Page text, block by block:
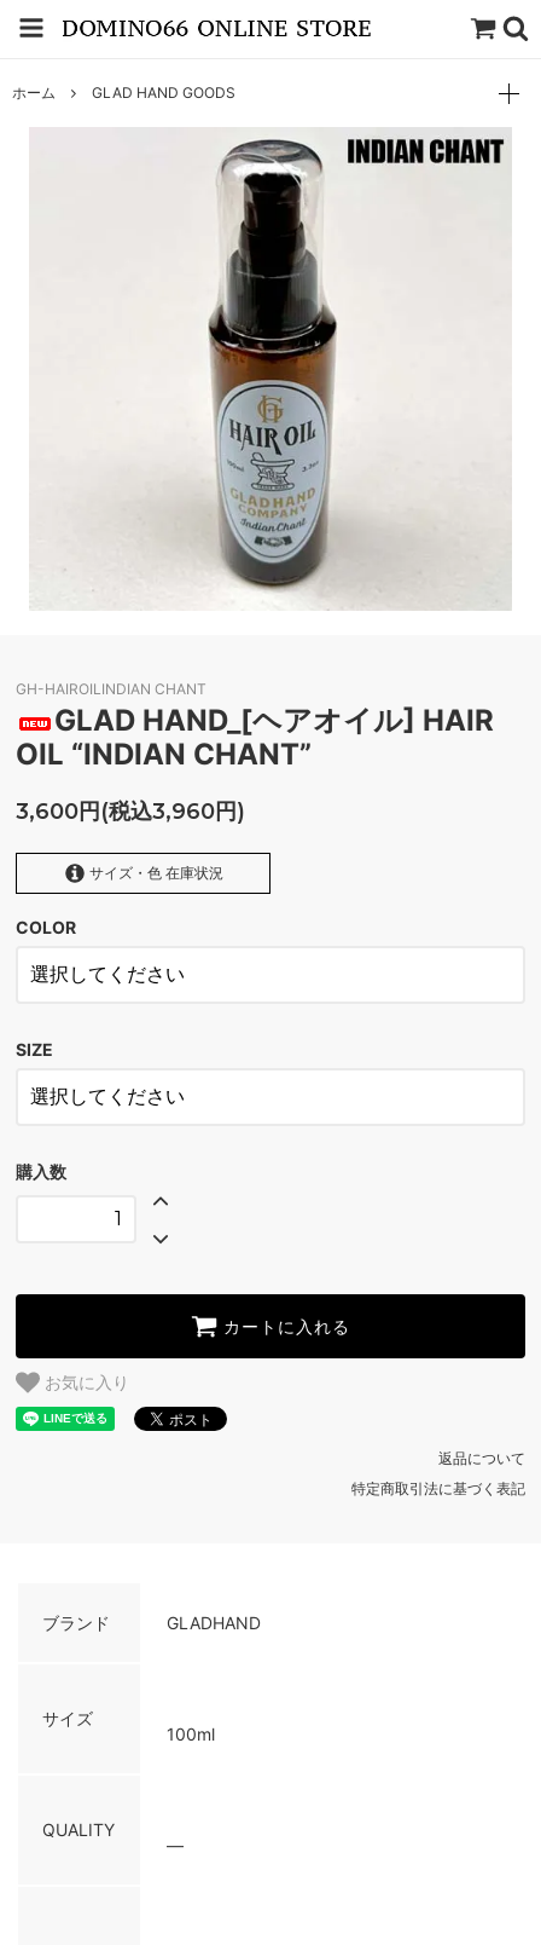
ホーム GLAD HAND GOODS
GH-HAIROILINDIAN CHANT
GLAD HAND_[ヘアオイル] HAIR
OIL “INDIAN CHANT”
3,600円(税込3,960円)
サイズ・色 在庫状況
COLOR
SIZE
購入数
カートに入れる
お気に入り
返品について
特定商取引法に基づく表記
ブランド GLADHAND
サイズ
100ml
QUALITY
—